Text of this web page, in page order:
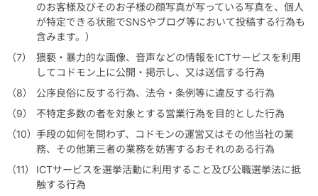
のお客様及びそのお子様の顔写真が写っている写真を、個人
が特定できる状態でSNSやブログ等において投稿する行為も
含みます。）
猥褻・暴力的な画像、音声などの情報をICTサービスを利用
してコドモン上に公開・掲示し、又は送信する行為
公序良俗に反する行為、法令・条例等に違反する行為
不特定多数の者を対象とする営業行為を目的とした行為
手段の如何を問わず、コドモンの運営又はその他当社の業
務、その他第三者の業務を妨害するおそれのある行為
ICTサービスを選挙活動に利用すること及び公職選挙法に抵
触する行為